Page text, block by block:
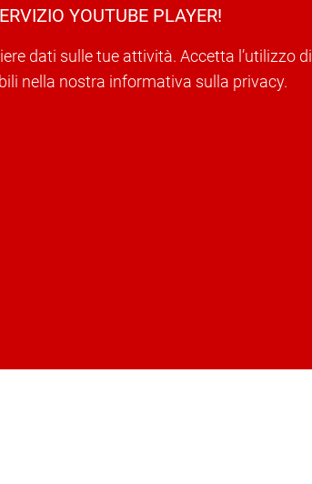
YOUTUBE PLAYER!
dati sulle tue attività. Accetta l’utilizzo di
nella nostra informativa sulla privacy.